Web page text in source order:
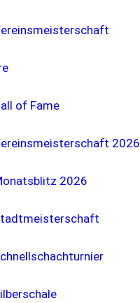
of Fame
2026
2026